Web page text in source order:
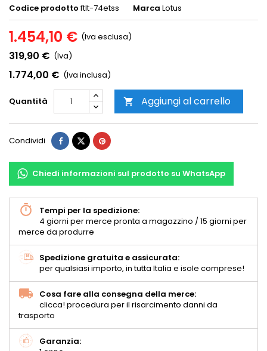
Codice prodotto ftlt-74etss Marca Lotus
1.454,10 € (Iva esclusa)
319,90 € (Iva)
1.774,00 € (Iva inclusa)
Quantità  Aggiungi al carrello
Condividi
Chiedi informazioni sul prodotto su WhatsApp
Tempi per la spedizione:
4 giorni per merce pronta a magazzino / 15 giorni per
merce da produrre
Spedizione gratuita e assicurata:
per qualsiasi importo, in tutta Italia e isole comprese!
Cosa fare alla consegna della merce:
clicca! procedura per il risarcimento danni da
trasporto
Garanzia: